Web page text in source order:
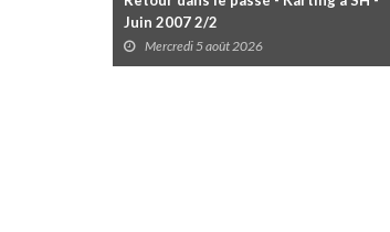
Juin 2007 2/2
Mercredi 5 août 2026